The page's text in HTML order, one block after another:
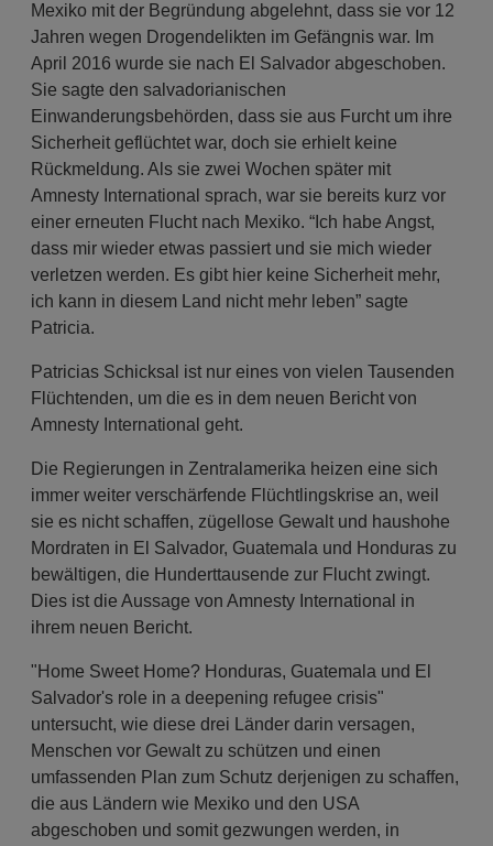
Mexiko mit der Begründung abgelehnt, dass sie vor 12
Jahren wegen Drogendelikten im Gefängnis war. Im
April 2016 wurde sie nach El Salvador abgeschoben.
Sie sagte den salvadorianischen
Einwanderungsbehörden, dass sie aus Furcht um ihre
Sicherheit geflüchtet war, doch sie erhielt keine
Rückmeldung. Als sie zwei Wochen später mit
Amnesty International sprach, war sie bereits kurz vor
einer erneuten Flucht nach Mexiko. “Ich habe Angst,
dass mir wieder etwas passiert und sie mich wieder
verletzen werden. Es gibt hier keine Sicherheit mehr,
ich kann in diesem Land nicht mehr leben” sagte
Patricia.
Patricias Schicksal ist nur eines von vielen Tausenden
Flüchtenden, um die es in dem neuen Bericht von
Amnesty International geht.
Die Regierungen in Zentralamerika heizen eine sich
immer weiter verschärfende Flüchtlingskrise an, weil
sie es nicht schaffen, zügellose Gewalt und haushohe
Mordraten in El Salvador, Guatemala und Honduras zu
bewältigen, die Hunderttausende zur Flucht zwingt.
Dies ist die Aussage von Amnesty International in
ihrem neuen Bericht.
"Home Sweet Home? Honduras, Guatemala und El
Salvador's role in a deepening refugee crisis"
untersucht, wie diese drei Länder darin versagen,
Menschen vor Gewalt zu schützen und einen
umfassenden Plan zum Schutz derjenigen zu schaffen,
die aus Ländern wie Mexiko und den USA
abgeschoben und somit gezwungen werden, in